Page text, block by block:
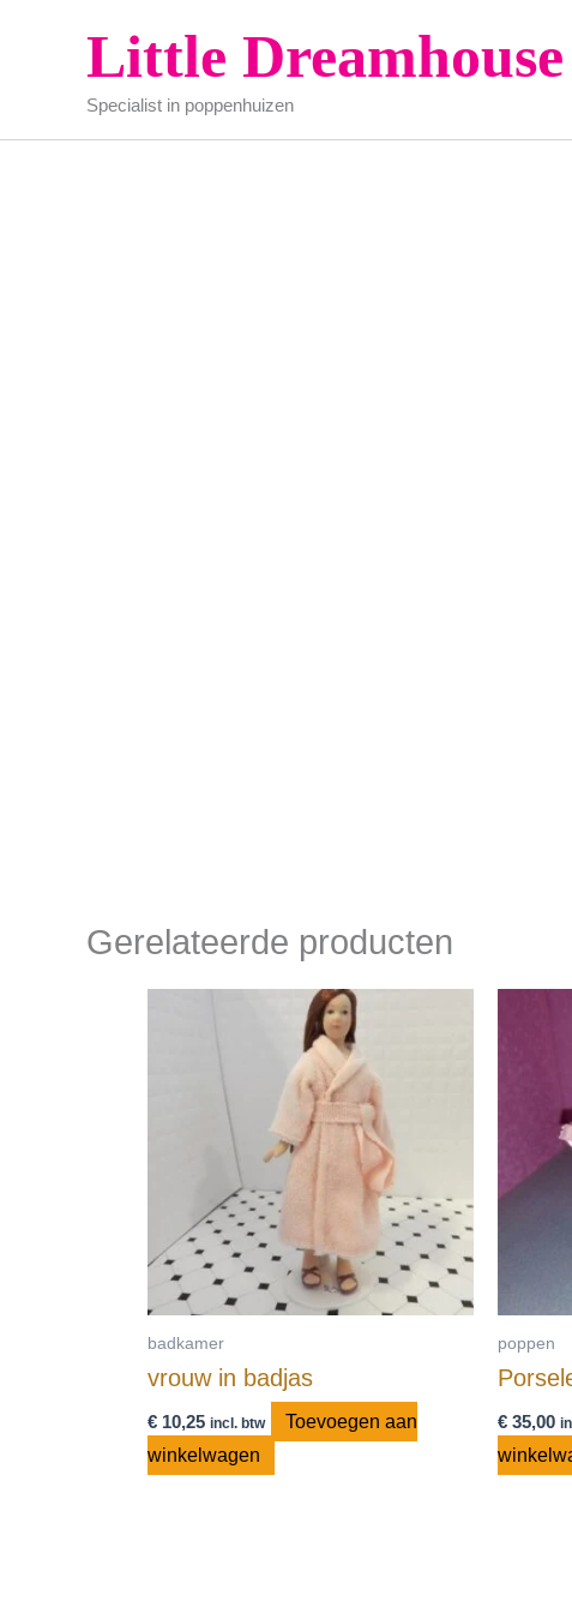
Little Dreamhouse
Specialist in poppenhuizen
Gerelateerde producten
badkamer
vrouw in badjas
€ 10,25 incl. btw
Toevoegen aan
winkelwagen
poppen
€ 35,00